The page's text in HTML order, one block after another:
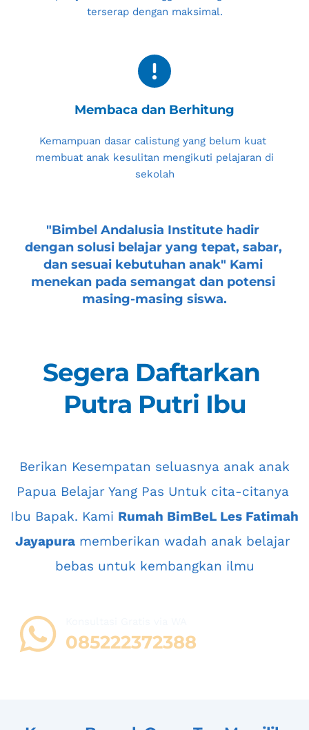
terserap dengan maksimal.
Membaca dan Berhitung
Kemampuan dasar calistung yang belum kuat
membuat anak kesulitan mengikuti pelajaran di
sekolah
"Bimbel Andalusia Institute hadir
dengan solusi belajar yang tepat, sabar,
dan sesuai kebutuhan anak" Kami
menekan pada semangat dan potensi
masing-masing siswa.
Segera Daftarkan
Putra Putri Ibu
Papua Belajar Yang Pas Untuk cita-citanya
Ibu Bapak. Kami Rumah BimBeL Les Fatimah
Jayapura memberikan wadah anak belajar
bebas untuk kembangkan ilmu
085222372388